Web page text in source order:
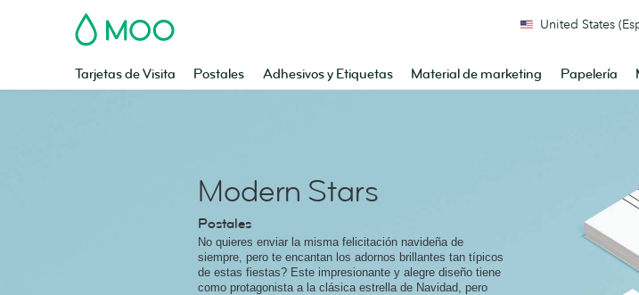
MOO
Tarjetas de Visita Postales Adhesivos y Etiquetas Material de marketing Papelería
United States
Modern Stars
Postales
No quieres enviar la misma felicitación navideña de
siempre, pero te encantan los adornos brillantes tan típicos
de estas fiestas? Este impresionante y alegre diseño tiene
como protagonista a la clásica estrella de Navidad, pero